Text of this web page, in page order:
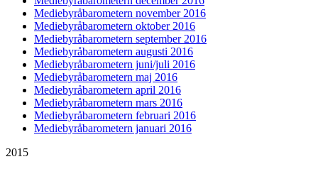
Mediebyråbarometern november 2016
Mediebyråbarometern oktober 2016
Mediebyråbarometern september 2016
Mediebyråbarometern augusti 2016
Mediebyråbarometern juni/juli 2016
Mediebyråbarometern maj 2016
Mediebyråbarometern april 2016
Mediebyråbarometern mars 2016
Mediebyråbarometern februari 2016
Mediebyråbarometern januari 2016
2015